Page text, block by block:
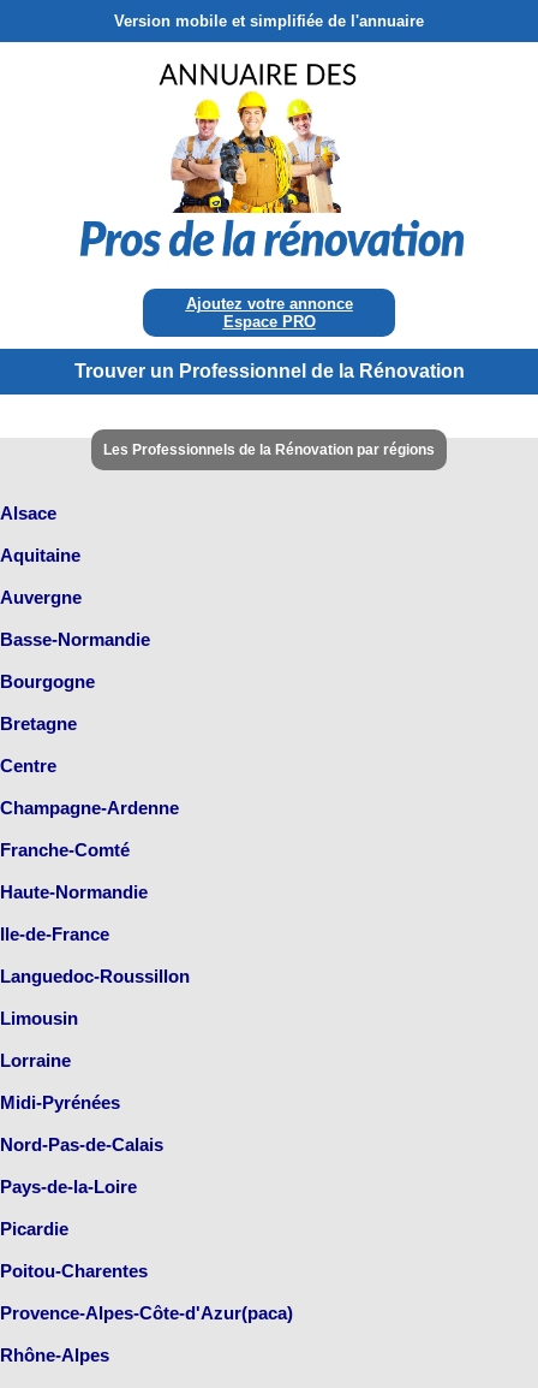
Version mobile et simplifiée de l'annuaire
Ajoutez votre annonce
Espace PRO
Trouver un Professionnel de la Rénovation
Les Professionnels de la Rénovation par régions
Alsace
Aquitaine
Auvergne
Basse-Normandie
Bourgogne
Bretagne
Centre
Champagne-Ardenne
Franche-Comté
Haute-Normandie
Ile-de-France
Languedoc-Roussillon
Limousin
Lorraine
Midi-Pyrénées
Nord-Pas-de-Calais
Pays-de-la-Loire
Picardie
Poitou-Charentes
Provence-Alpes-Côte-d'Azur(paca)
Rhône-Alpes